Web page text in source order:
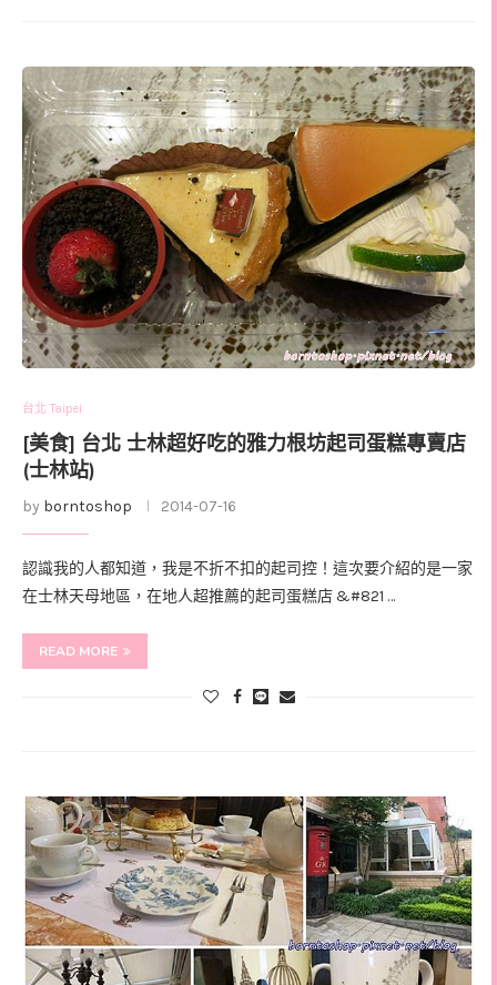
台北 Taipei
[美食] 台北 士林超好吃的雅力根坊起司蛋糕專賣店
(士林站)
by borntoshop 2014-07-16
認識我的人都知道，我是不折不扣的起司控！這次要介紹的是一家
在士林天母地區，在地人超推薦的起司蛋糕店 &#821 …
READ MORE